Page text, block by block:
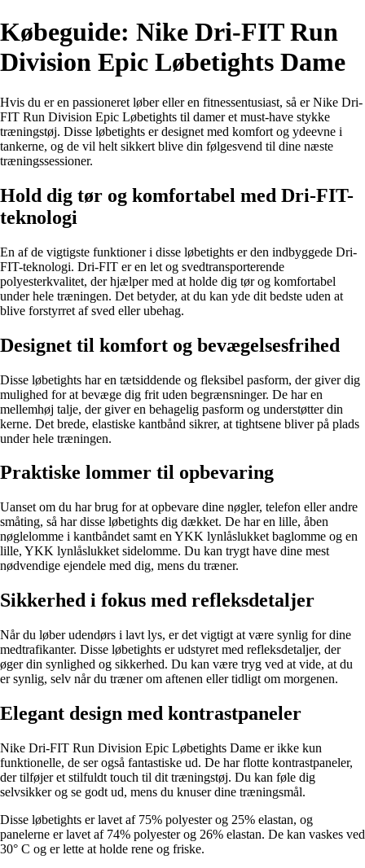
Købeguide: Nike Dri-FIT Run
Division Epic Løbetights Dame
Hvis du er en passioneret løber eller en fitnessentusiast, så er Nike Dri-
FIT Run Division Epic Løbetights til damer et must-have stykke
træningstøj. Disse løbetights er designet med komfort og ydeevne i
tankerne, og de vil helt sikkert blive din følgesvend til dine næste
træningssessioner.
Hold dig tør og komfortabel med Dri-FIT-
teknologi
En af de vigtigste funktioner i disse løbetights er den indbyggede Dri-
FIT-teknologi. Dri-FIT er en let og svedtransporterende
polyesterkvalitet, der hjælper med at holde dig tør og komfortabel
under hele træningen. Det betyder, at du kan yde dit bedste uden at
blive forstyrret af sved eller ubehag.
Designet til komfort og bevægelsesfrihed
Disse løbetights har en tætsiddende og fleksibel pasform, der giver dig
mulighed for at bevæge dig frit uden begrænsninger. De har en
mellemhøj talje, der giver en behagelig pasform og understøtter din
kerne. Det brede, elastiske kantbånd sikrer, at tightsene bliver på plads
under hele træningen.
Praktiske lommer til opbevaring
Uanset om du har brug for at opbevare dine nøgler, telefon eller andre
småting, så har disse løbetights dig dækket. De har en lille, åben
nøglelomme i kantbåndet samt en YKK lynlåslukket baglomme og en
lille, YKK lynlåslukket sidelomme. Du kan trygt have dine mest
nødvendige ejendele med dig, mens du træner.
Sikkerhed i fokus med refleksdetaljer
Når du løber udendørs i lavt lys, er det vigtigt at være synlig for dine
medtrafikanter. Disse løbetights er udstyret med refleksdetaljer, der
øger din synlighed og sikkerhed. Du kan være tryg ved at vide, at du
er synlig, selv når du træner om aftenen eller tidligt om morgenen.
Elegant design med kontrastpaneler
Nike Dri-FIT Run Division Epic Løbetights Dame er ikke kun
funktionelle, de ser også fantastiske ud. De har flotte kontrastpaneler,
der tilføjer et stilfuldt touch til dit træningstøj. Du kan føle dig
selvsikker og se godt ud, mens du knuser dine træningsmål.
Disse løbetights er lavet af 75% polyester og 25% elastan, og
panelerne er lavet af 74% polyester og 26% elastan. De kan vaskes ved
30° C og er lette at holde rene og friske.